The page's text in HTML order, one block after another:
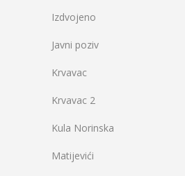
Izdvojeno
Javni poziv
Krvavac
Krvavac 2
Kula Norinska
Matijevići